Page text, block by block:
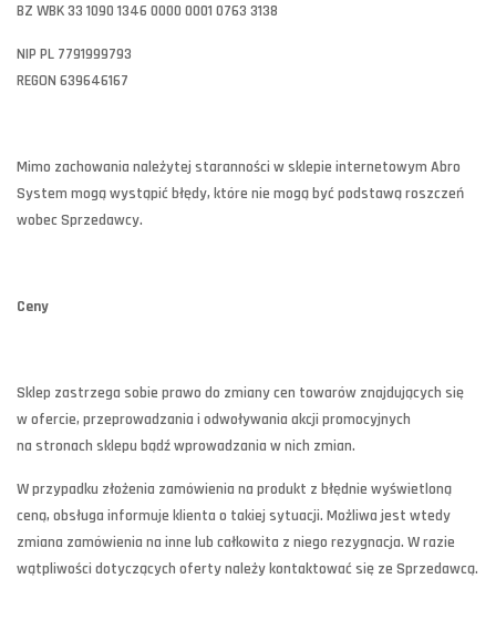
BZ WBK 33 1090 1346 0000 0001 0763 3138
NIP PL 7791999793
REGON 639646167
Mimo zachowania należytej staranności w sklepie internetowym Abro
System mogą wystąpić błędy, które nie mogą być podstawą roszczeń
wobec Sprzedawcy.
Ceny
Sklep zastrzega sobie prawo do zmiany cen towarów znajdujących się
w ofercie, przeprowadzania i odwoływania akcji promocyjnych
na stronach sklepu bądź wprowadzania w nich zmian.
W przypadku złożenia zamówienia na produkt z błędnie wyświetloną
ceną, obsługa informuje klienta o takiej sytuacji. Możliwa jest wtedy
zmiana zamówienia na inne lub całkowita z niego rezygnacja. W razie
wątpliwości dotyczących oferty należy kontaktować się ze Sprzedawcą.